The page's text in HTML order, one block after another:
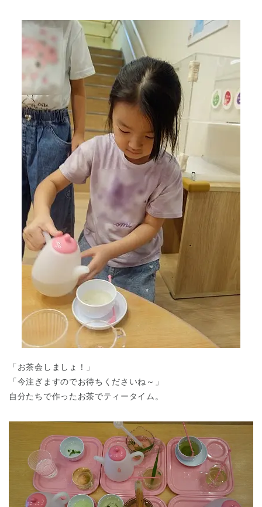
「お茶会しましょ！」
「今注ぎますのでお待ちくださいね～」
自分たちで作ったお茶でティータイム。